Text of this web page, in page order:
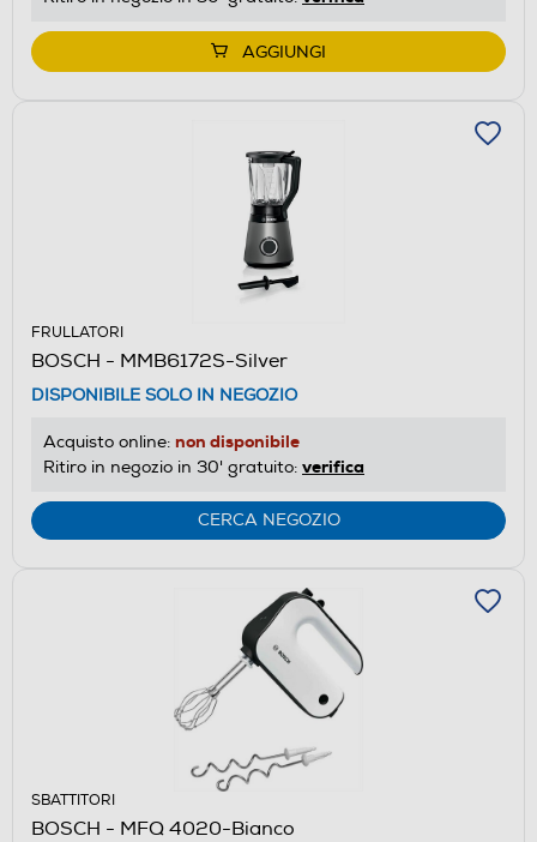
AGGIUNGI
FRULLATORI
BOSCH - MMB6172S-Silver
DISPONIBILE SOLO IN NEGOZIO
Acquisto online: non disponibile
Ritiro in negozio in 30' gratuito: verifica
CERCA NEGOZIO
SBATTITORI
BOSCH - MFQ 4020-Bianco